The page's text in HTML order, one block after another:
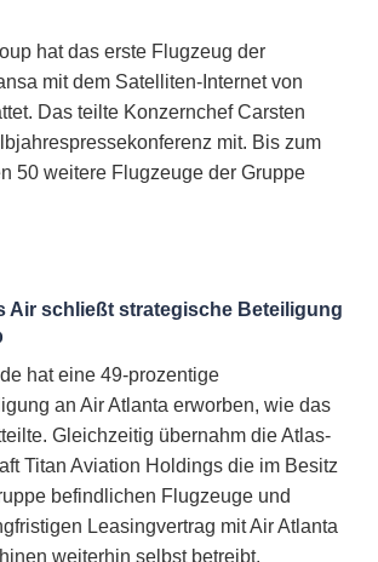
hat das erste Flugzeug der
mit dem Satelliten-Internet von
Das teilte Konzernchef Carsten
mit. Bis zum
50 weitere Flugzeuge der Gruppe
Air schließt strategische Beteiligung
hat eine 49-prozentige
an Air Atlanta erworben, wie das
Gleichzeitig übernahm die Atlas-
Titan Aviation Holdings die im Besitz
befindlichen Flugzeuge und
Leasingvertrag mit Air Atlanta
weiterhin selbst betreibt.